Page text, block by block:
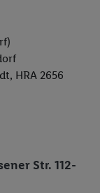
HRA 2656
Str. 112-